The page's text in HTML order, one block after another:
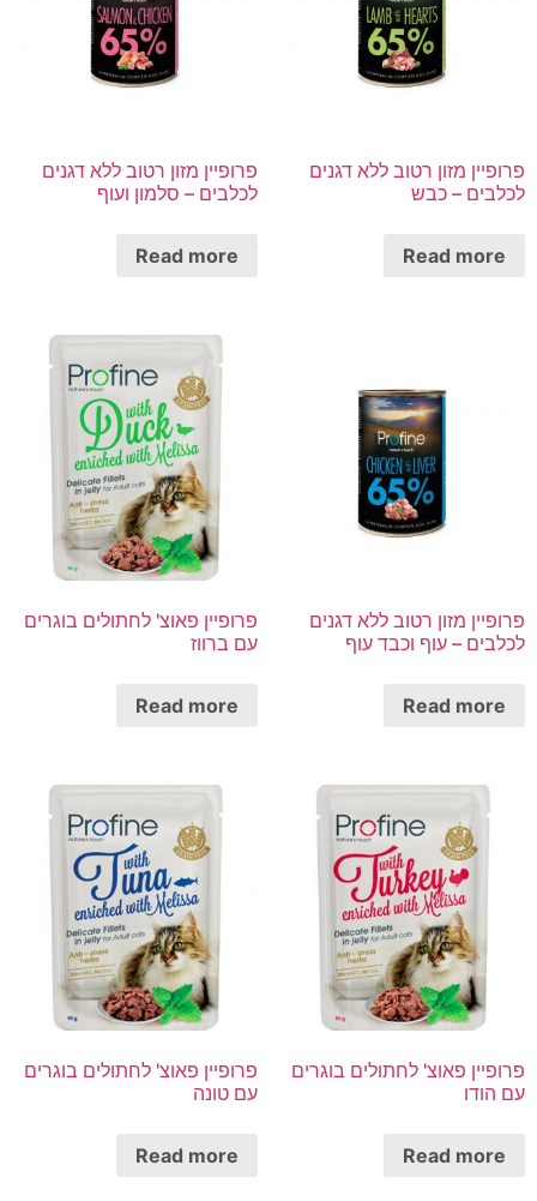
פרופיין מזון רטוב ללא דגנים
לכלבים – כבש
Read more
פרופיין מזון רטוב ללא דגנים
לכלבים – סלמון ועוף
Read more
פרופיין מזון רטוב ללא דגנים
לכלבים – עוף וכבד עוף
Read more
פרופיין פאוצ' לחתולים בוגרים
עם ברווז
Read more
פרופיין פאוצ' לחתולים בוגרים
עם הודו
Read more
פרופיין פאוצ' לחתולים בוגרים
עם טונה
Read more